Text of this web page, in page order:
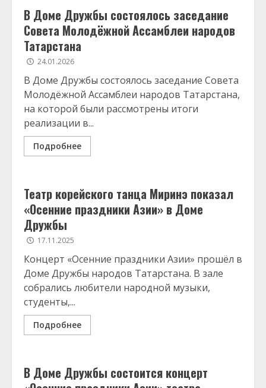
В Доме Дружбы состоялось заседание
Совета Молодёжной Ассамблеи народов
Татарстана
24.01.2026
В Доме Дружбы состоялось заседание Совета
Молодёжной Ассамблеи народов Татарстана,
на которой были рассмотрены итоги
реализации в...
Подробнее
Театр корейского танца Миринэ показал
«Осенние праздники Азии» в Доме
Дружбы
17.11.2025
Концерт «Осенние праздники Азии» прошёл в
Доме Дружбы народов Татарстана. В зале
собрались любители народной музыки,
студенты,...
Подробнее
В Доме Дружбы состоится концерт